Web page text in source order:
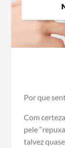
Por que
Com
pele
talvez